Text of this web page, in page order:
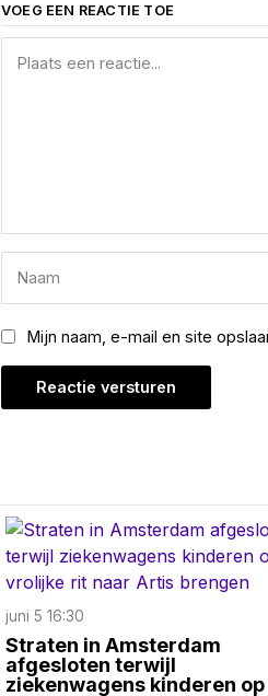
VOEG EEN REACTIE TOE
Mijn naam, e-mail en site
juni 5 16:30
Straten in Amsterdam
afgesloten terwijl
ziekenwagens kinderen op